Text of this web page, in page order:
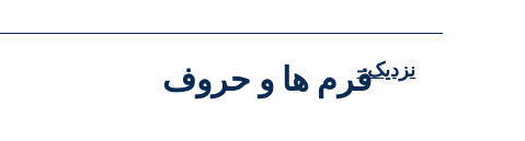
فرم ها و حروفنزدیک -